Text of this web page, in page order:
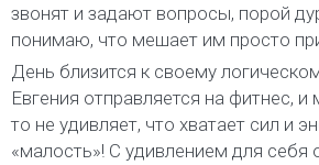
звонят и задают вопросы, порой
понимаю, что мешает им просто
День близится к своему
Евгения отправляется на фитнес,
то не удивляет, что хватает сил и
«малость»! С удивлением для себя